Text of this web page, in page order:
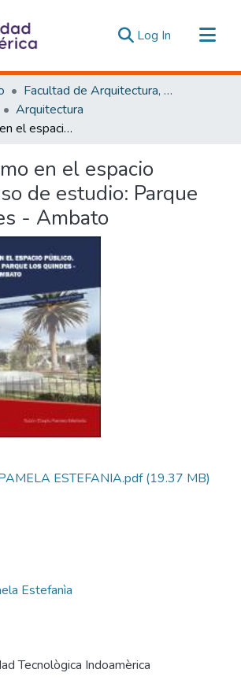
Log In (current)
Facultad de Arquitectura, Artes y Diseño
Arquitectura
Bioclimatismo en el espacio público. Caso de estudio: Parque Los Quindes - Ambato
en el espacio
de estudio: Parque
- Ambato
ESTEFANIA.pdf(19.37 MB)
Estefanìa
Tecnològica Indoamèrica